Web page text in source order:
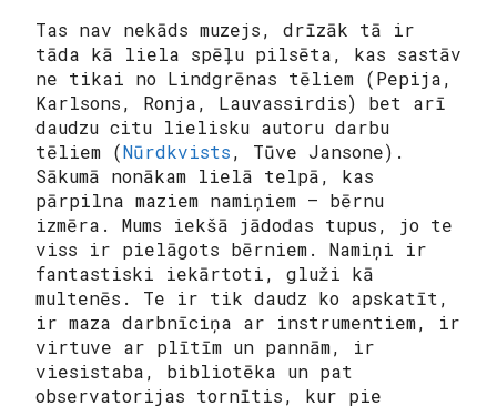
Tas nav nekāds muzejs, drīzāk tā ir
tāda kā liela spēļu pilsēta, kas sastāv
ne tikai no Lindgrēnas tēliem (Pepija,
Karlsons, Ronja, Lauvassirdis) bet arī
daudzu citu lielisku autoru darbu
tēliem (Nūrdkvists, Tūve Jansone).
Sākumā nonākam lielā telpā, kas
pārpilna maziem namiņiem – bērnu
izmēra. Mums iekšā jādodas tupus, jo te
viss ir pielāgots bērniem. Namiņi ir
fantastiski iekārtoti, gluži kā
multenēs. Te ir tik daudz ko apskatīt,
ir maza darbnīciņa ar instrumentiem, ir
virtuve ar plītīm un pannām, ir
viesistaba, bibliotēka un pat
observatorijas tornītis, kur pie